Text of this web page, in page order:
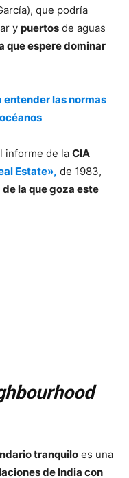
que podría
y puertos de aguas
que espere dominar
entender las normas
informe de la CIA
Estate», de 1983,
la que goza este
tranquilo es una
de India con